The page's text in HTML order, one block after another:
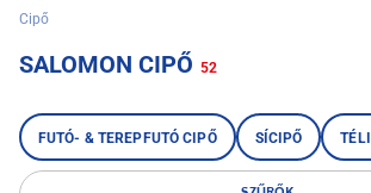
Cipő
SALOMON CIPŐ 52
FUTÓ- & TEREPFUTÓ CIPŐ SÍCIPŐ